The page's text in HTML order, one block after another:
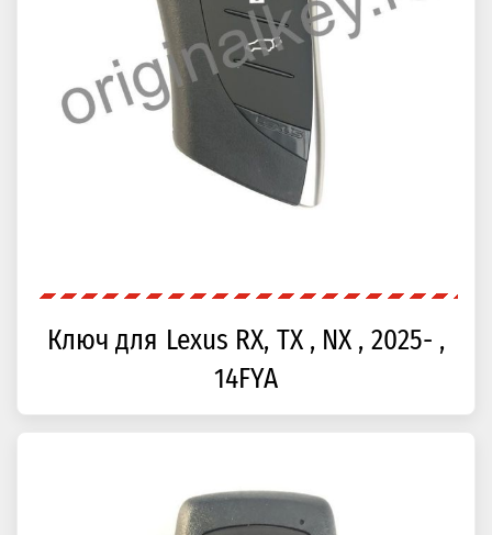
Ключ для Lexus RX, TX , NX , 2025- ,
14FYA